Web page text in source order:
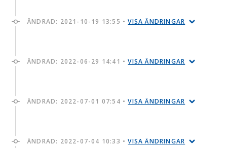
ÄNDRAD: 2021-10-19 13:55 •VISA ÄNDRINGAR
ÄNDRAD: 2022-06-29 14:41 •VISA ÄNDRINGAR
ÄNDRAD: 2022-07-01 07:54 •VISA ÄNDRINGAR
ÄNDRAD: 2022-07-04 10:33 •VISA ÄNDRINGAR